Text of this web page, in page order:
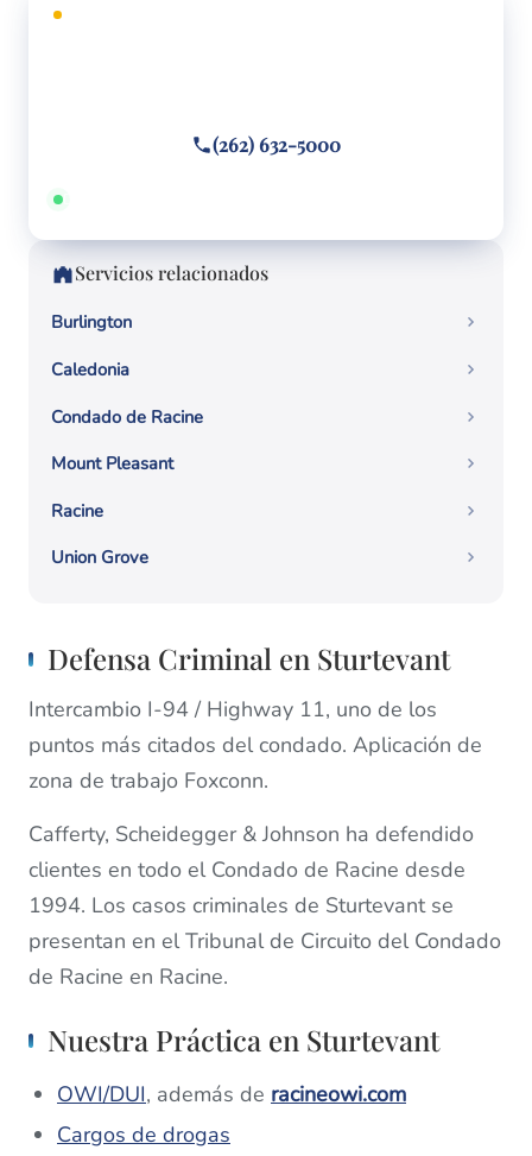
Defensa Criminal en Sturtevant
Intercambio I-94 / Highway 11, uno de los
puntos más citados del condado. Aplicación de
zona de trabajo Foxconn.
Cafferty, Scheidegger & Johnson ha defendido
clientes en todo el Condado de Racine desde
1994. Los casos criminales de Sturtevant se
presentan en el Tribunal de Circuito del Condado
de Racine en Racine.
Nuestra Práctica en Sturtevant
OWI/DUI, además de racineowi.com
Cargos de drogas
CONSULTA GRATUITA
(262) 632-5000
Disponible 24/7 · Hablamos español
Servicios relacionados
Burlington
Caledonia
Condado de Racine
Mount Pleasant
Racine
Union Grove